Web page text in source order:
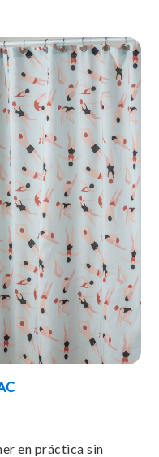
en práctica sin